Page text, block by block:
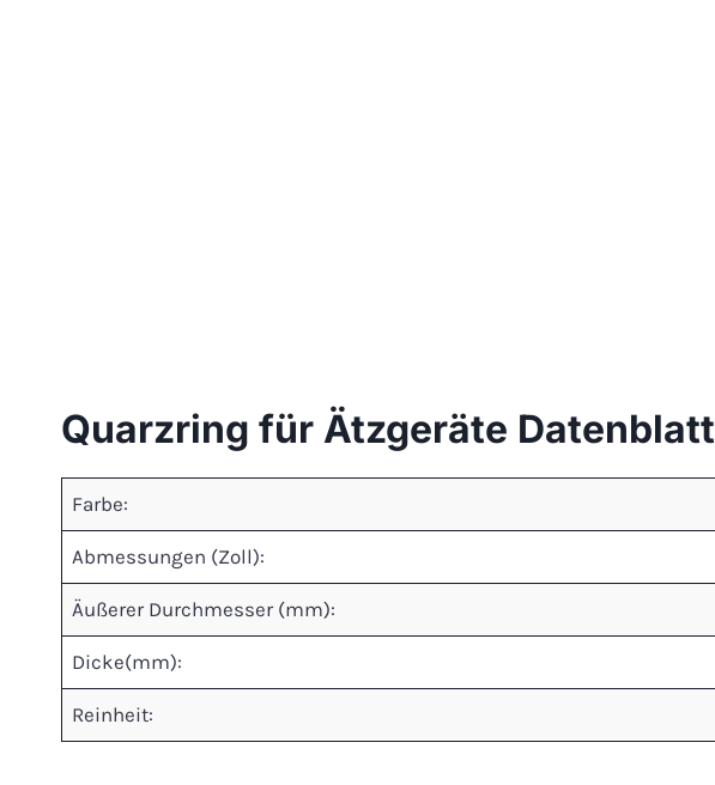
Quarzring für Ätzgeräte Datenblatt
Farbe:
Abmessungen (Zoll):
Äußerer Durchmesser (mm):
Dicke(mm):
Reinheit: